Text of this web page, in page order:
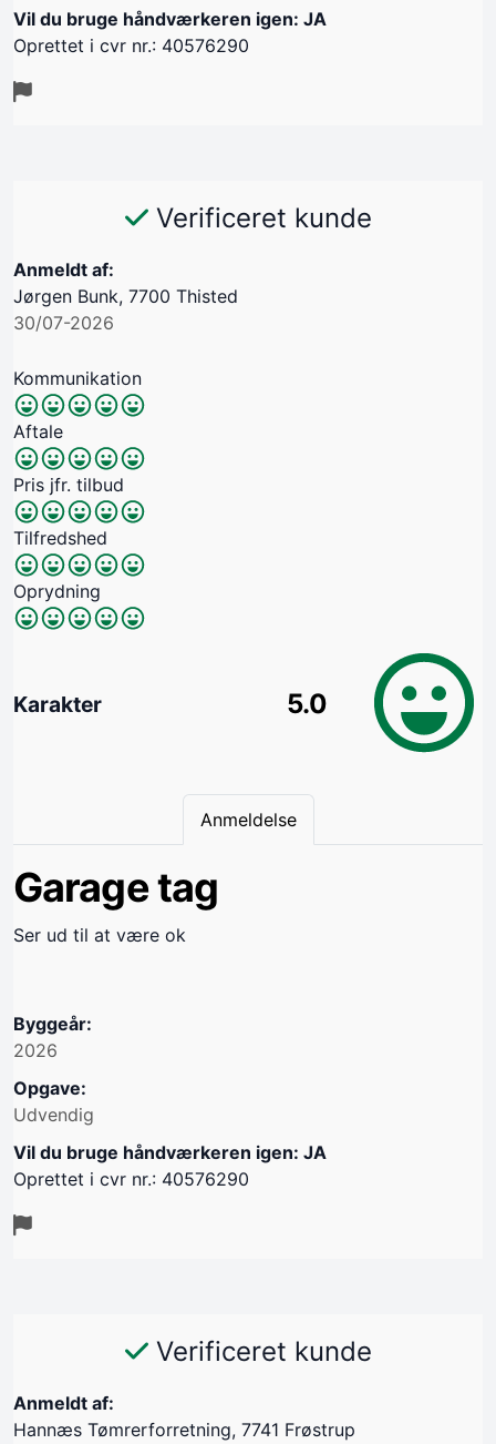
Vil du bruge håndværkeren igen: JA
Oprettet i cvr nr.: 40576290
Verificeret kunde
Anmeldt af:
Jørgen Bunk, 7700 Thisted
30/07-2026
Kommunikation
Aftale
Pris jfr. tilbud
Tilfredshed
Oprydning
Karakter 5.0
Anmeldelse
Garage tag
Ser ud til at være ok
Byggeår:
2026
Opgave:
Udvendig
Vil du bruge håndværkeren igen: JA
Oprettet i cvr nr.: 40576290
Verificeret kunde
Anmeldt af:
Hannæs Tømrerforretning, 7741 Frøstrup